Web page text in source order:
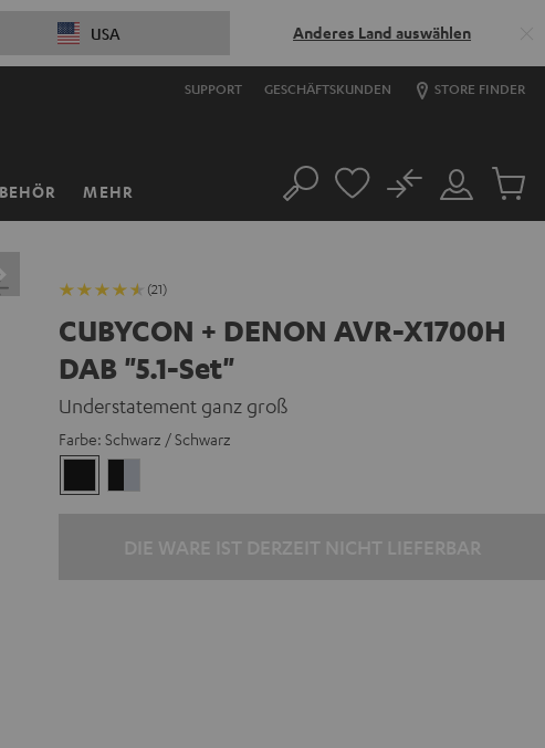
USA Anderes Land auswählen
SUPPORT GESCHÄFTSKUNDEN STORE FINDER
MEHR Suche
Mein
Konto
No
Artikel
(21)
CUBYCON + DENON AVR-X1700H
DAB "5.1-Set"
Understatement ganz groß
Farbe: Schwarz / Schwarz
/